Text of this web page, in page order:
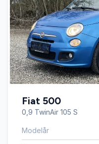
Fiat 500
0,9 TwinAir 105 S
Modelår